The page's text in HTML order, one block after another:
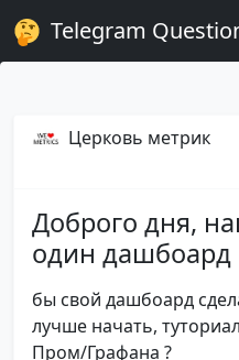
Telegram
Церковь метрик
Доброго дня,
один дашбоард
бы свой дашбоард
лучше начать,
Пром/Графана ?